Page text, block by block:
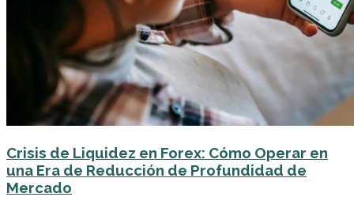
Crisis de Liquidez en Forex: Cómo Operar en
una Era de Reducción de Profundidad de
Mercado